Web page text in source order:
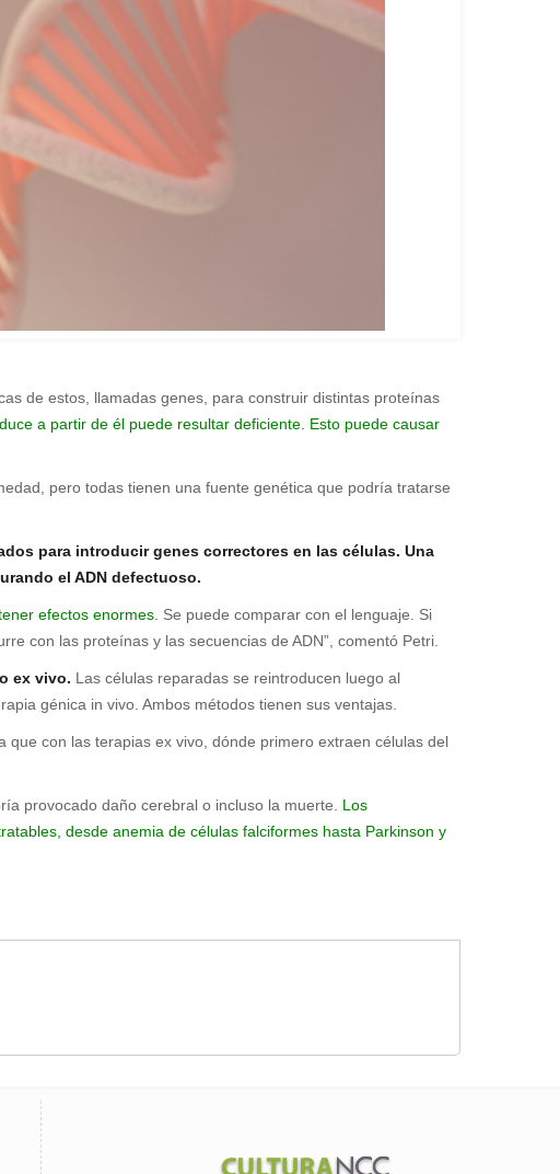
de estos, llamadas genes, para construir distintas proteínas
a partir de él puede resultar deficiente. Esto puede causar
pero todas tienen una fuente genética que podría tratarse
para introducir genes correctores en las células. Una
el ADN defectuoso.
efectos enormes. Se puede comparar con el lenguaje. Si
con las proteínas y las secuencias de ADN”, comentó Petri.
ex vivo. Las células reparadas se reintroducen luego al
génica in vivo. Ambos métodos tienen sus ventajas.
con las terapias ex vivo, dónde primero extraen células del
provocado daño cerebral o incluso la muerte.
Los
desde anemia de células falciformes hasta Parkinson y